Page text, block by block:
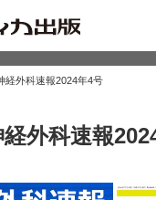
経外科速報2024年4号
経外科速報